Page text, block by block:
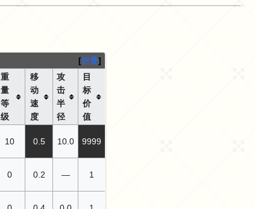
折叠
重
量
等
级
移
动
速
度
攻
击
半
径
目
标
价
值
10 0.5 10.0 9999
0 0.2 — 1